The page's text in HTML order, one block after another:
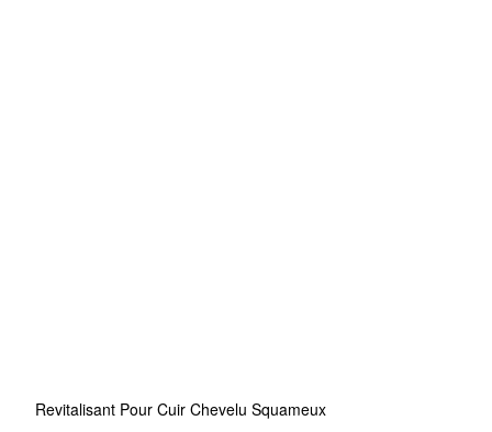
Revitalisant Pour Cuir Chevelu Squameux